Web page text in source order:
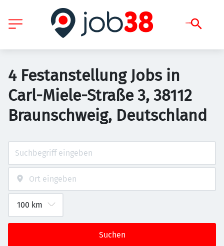
4 Festanstellung Jobs in
Carl-Miele-Straße 3, 38112
Braunschweig, Deutschland
Suchen